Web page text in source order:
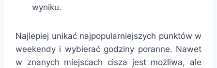
wyniku.
Najlepiej unikać najpopularniejszych punktów w
weekendy i wybierać godziny poranne. Nawet
w znanych miejscach cisza jest możliwa, ale